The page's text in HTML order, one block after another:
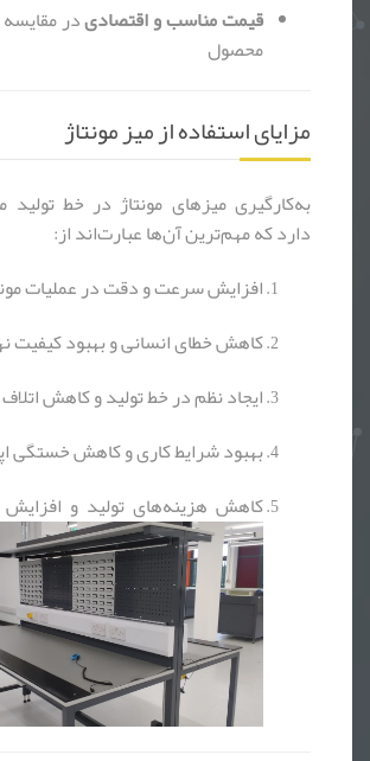
قیمت مناسب و اقتصادیدر مقایسه
محصول
مزایای استفاده از میز مونتاژ
به‌کارگیری میزهای مونتاژ در خط تولید
دارد که مهم‌ترین آن‌ها عبارت‌اند از:
افزایش سرعت و دقت در عملیات
کاهش خطای انسانی و بهبود کیفیت
ایجاد نظم در خط تولید و کاهش
بهبود شرایط کاری و کاهش خستگی
کاهش هزینه‌های تولید و افزایش